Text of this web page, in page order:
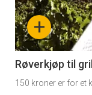
-
section
11
Ukens
+
Røverkjøp til
150 kroner er for et